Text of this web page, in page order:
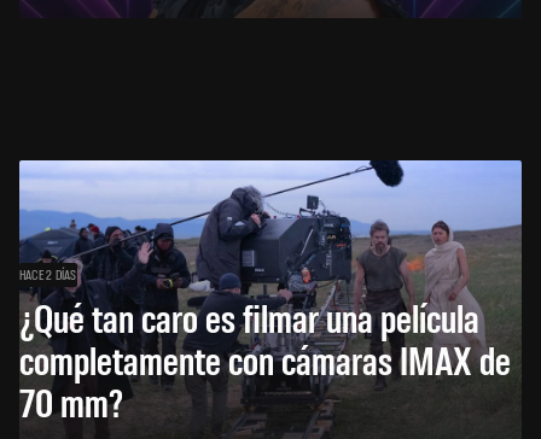
HACE 2 DÍAS
¿Qué tan caro es filmar una película
completamente con cámaras IMAX de
70 mm?